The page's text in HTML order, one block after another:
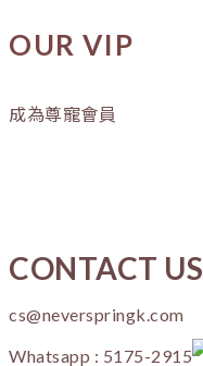
OUR VIP
成為尊寵會員
CONTACT US
cs@neverspringk.com
Whatsapp : 5175-2915